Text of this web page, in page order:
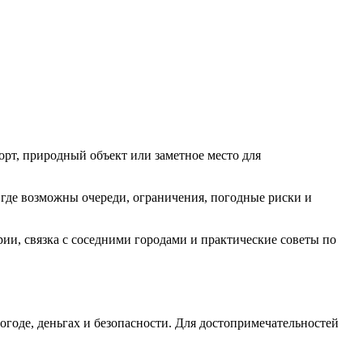
природный объект или заметное место для
возможны очереди, ограничения, погодные риски и
связка с соседними городами и практические советы по
деньгах и безопасности. Для достопримечательностей